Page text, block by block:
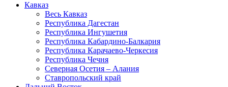
Кавказ
Весь Кавказ
Республика Дагестан
Республика Ингушетия
Республика Кабардино-Балкария
Республика Карачаево-Черкесия
Республика Чечня
Северная Осетия – Алания
Ставропольский край